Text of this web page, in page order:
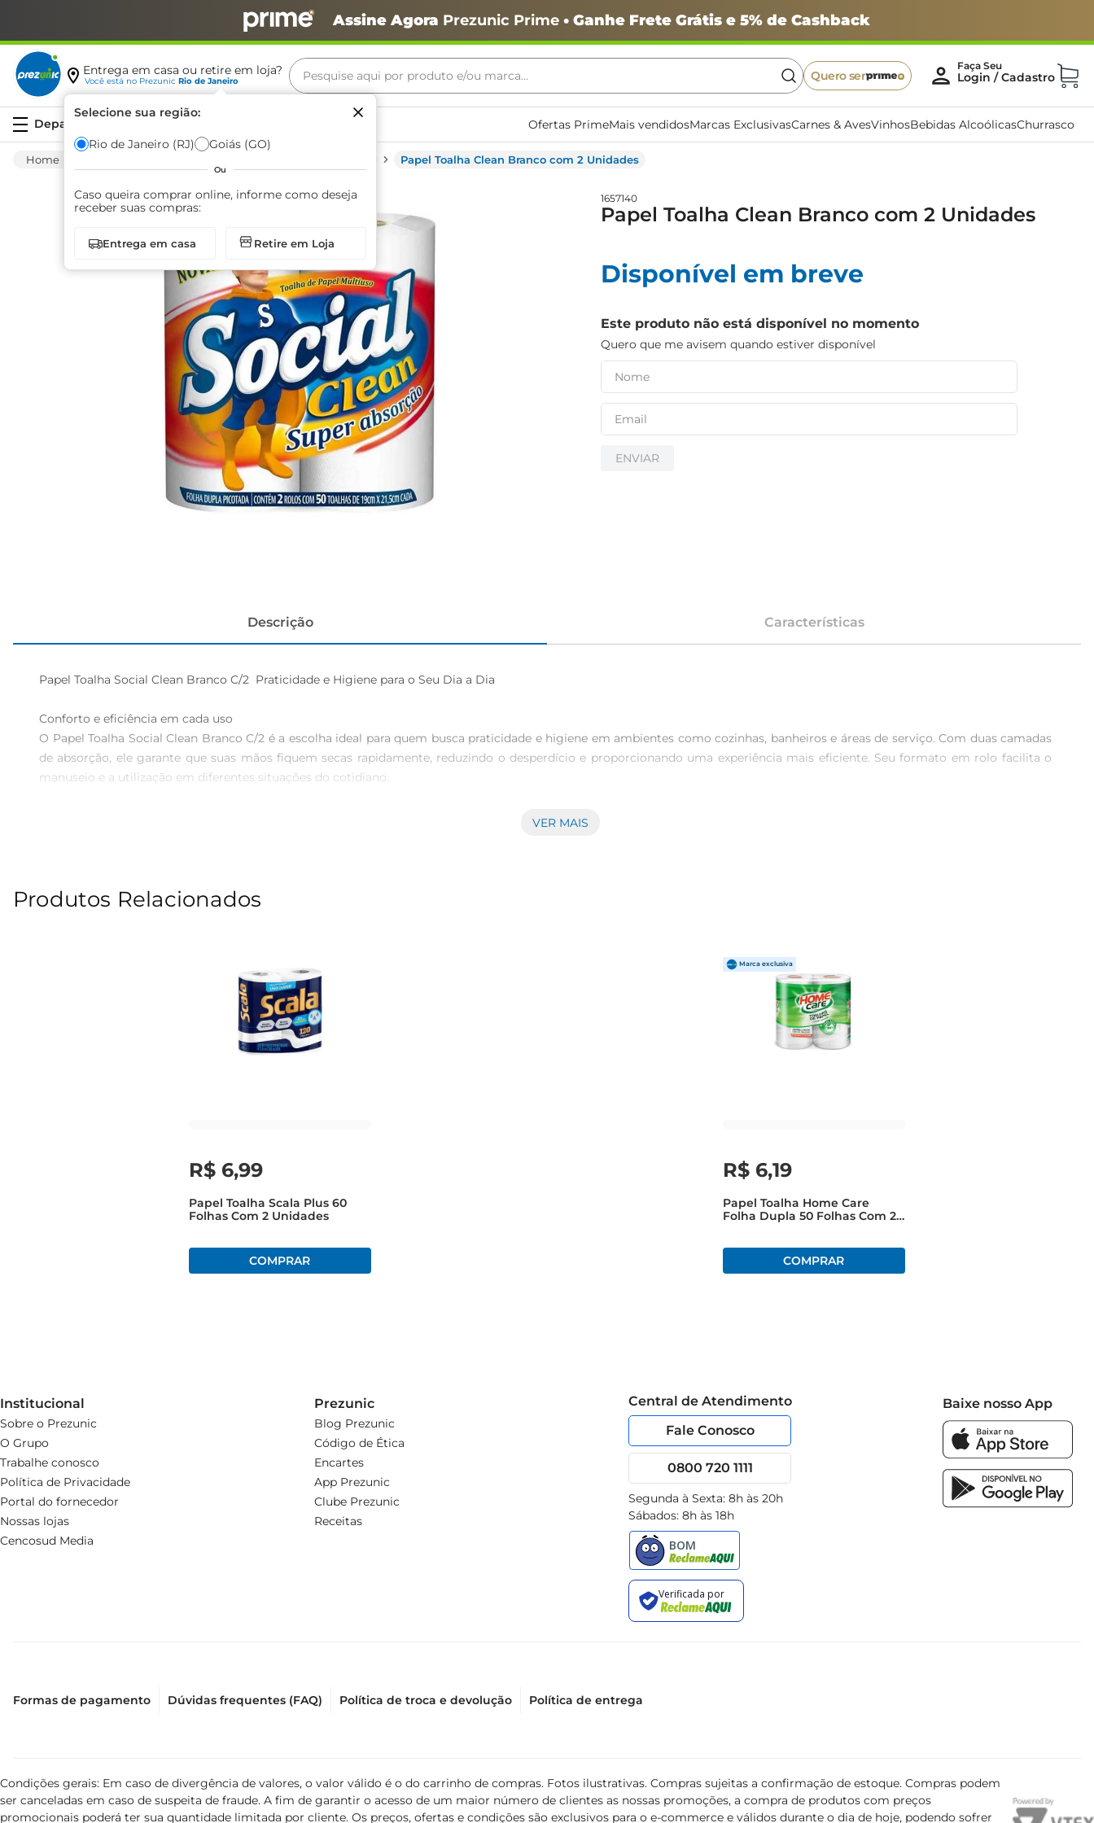
Assine Agora Prezunic Prime• Ganhe Frete Grátis e 5% de Cashback
Entrega em casa ou retire em loja?
Você está no Prezunic Rio de Janeiro
Selecione sua região:
Rio de Janeiro (RJ) Goiás (GO)
Ou
Caso queira comprar online, informe como deseja
receber suas compras:
Entrega em casa Retire em Loja
Pesquise aqui por produto e/ou marca...
Quero ser
Ofertas PrimeMais vendidosMarcas ExclusivasCarnes & AvesVinhosBebidas AlcoólicasChurrasco
Papel Toalha Clean Branco com 2 Unidades
1657140
Papel Toalha Clean Branco com 2 Unidades
Disponível em breve
Este produto não está disponível no momento
Quero que me avisem quando estiver disponível
ENVIAR
Descrição Características
Papel Toalha Social Clean Branco C/2  Praticidade e Higiene para o Seu Dia a Dia
Conforto e eficiência em cada uso
O Papel Toalha Social Clean Branco C/2 é a escolha ideal para quem busca praticidade e higiene em ambientes como cozinhas, banheiros e áreas de serviço. Com duas camadas
de absorção, ele garante que suas mãos fiquem secas rapidamente, reduzindo o desperdício e proporcionando uma experiência mais eficiente. Seu formato em rolo facilita o
manuseio e a utilização em diferentes situações do cotidiano.
O Papel Toalha Social Clean Branco C/2 possui um design funcional que se adapta facilmente a suportes de papel toalha. Cada rolo é elaborado para proporcionar um excelente
desempenhoem absorção, com dimensões que atendem às necessidades do dia a dia. Com um toque suave e uma estrutura que evita rasgos, ele é ideal para o uso frequente,
VER MAIS
Produtos Relacionados
R$ 6,99
Papel Toalha Scala Plus 60
Folhas Com 2 Unidades
R$ 6,19
Papel Toalha Home Care
Folha Dupla 50 Folhas Com 2
Institucional
Sobre o Prezunic
O Grupo
Trabalhe conosco
Política de Privacidade
Portal do fornecedor
Nossas lojas
Cencosud Media
Prezunic
Blog Prezunic
Código de Ética
Encartes
App Prezunic
Clube Prezunic
Receitas
Central de Atendimento
Fale Conosco
0800 720 1111
Segunda à Sexta: 8h às 20h
Sábados: 8h às 18h
Baixe nosso App
Formas de pagamento Dúvidas frequentes (FAQ) Política de troca e devolução Política de entrega
Condições gerais: Em caso de divergência de valores, o valor válido é o do carrinho de compras. Fotos ilustrativas. Compras sujeitas a confirmação de estoque. Compras podem
ser canceladas em caso de suspeita de fraude. A fim de garantir o acesso de um maior número de clientes as nossas promoções, a compra de produtos com preços
promocionais poderá ter sua quantidade limitada por cliente. Os preços, ofertas e condições são exclusivos para o e-commerce e válidos durante o dia de hoje, podendo sofrer
Termos mais buscados
café
azeite
biscoito
arroz
iogurte
papel higiênico
cerveja